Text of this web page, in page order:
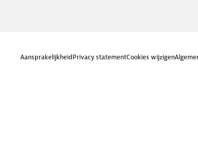
AansprakelijkheidPrivacy statementCookies wijzigen